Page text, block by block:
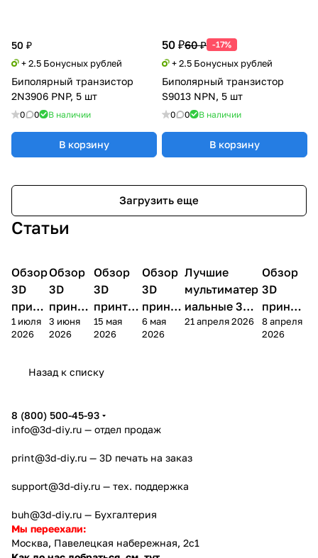
50 ₽
+ 2.5 Бонусных рублей
Биполярный транзистор
2N3906 PNP, 5 шт
0 0 В наличии
В корзину
50 ₽60 ₽ -17%
+ 2.5 Бонусных рублей
Биполярный транзистор
S9013 NPN, 5 шт
0 0 В наличии
В корзину
Загрузить еще
Статьи
3D
принтеры
Обзор
3D
принт
ера
Bamb
1 июля
2026
3D
принтеры
Обзор
3D
принте
ра
Anycubi
4
3 июня
2026
3D
принтеры
Обзор
3D
принтер
а
FlashFo
Creator
15 мая
2026
3D
принтеры
Обзор
3D
принте
ра
Bambu
6 мая
2026
3D принтеры
Лучшие
мультиматер
иальные 3D
принтеры на
21 апреля 2026
3D
Обзор
3D
принте
ра
FlashF
8 апреля
2026
Назад к списку
8 (800) 500-45-93
info@3d-diy.ru — отдел продаж
print@3d-diy.ru — 3D печать на заказ
support@3d-diy.ru — тех. поддержка
buh@3d-diy.ru — Бухгалтерия
Мы переехали:
Москва, Павелецкая набережная, 2с1